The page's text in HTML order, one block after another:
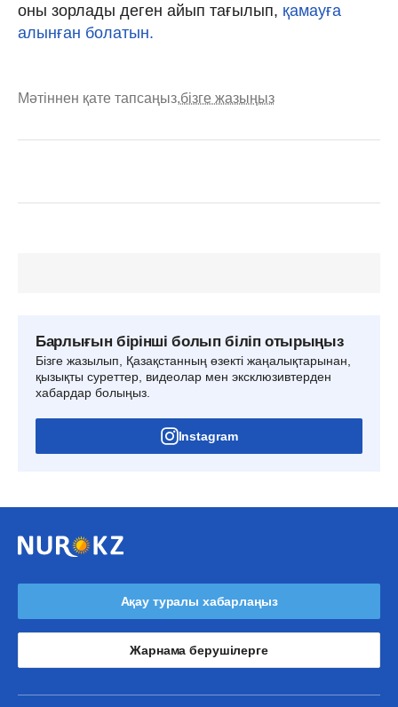
оны зорлады деген айып тағылып, қамауға
алынған болатын.
Мәтіннен қате тапсаңыз,бізге жазыңыз
Барлығын бірінші болып біліп отырыңыз
Бізге жазылып, Қазақстанның өзекті жаңалықтарынан,
қызықты суреттер, видеолар мен эксклюзивтерден
хабардар болыңыз.
Instagram
Ақау туралы хабарлаңыз
Жарнама берушілерге